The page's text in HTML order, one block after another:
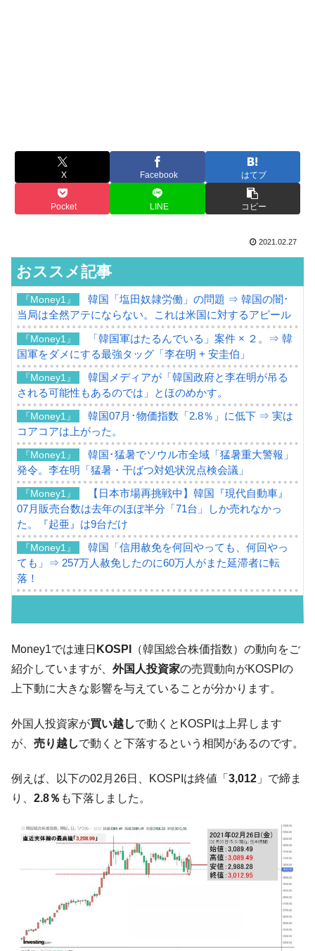
X Facebook はてブ
Pocket LINE コピー
2021.02.27
おススメ記事
『Money1』
韓国「塩田奴隷労働」の問題 ⇒ 韓国の闇･
当局は全然アテにならない。これは米国に対するアピール
『Money1』
「韓国軍はたるんでいる」案件 × ２。⇒ 韓
国軍をダメにする最強タッグ「李在明 + 安圭伯」
『Money1』
韓国メディアが「韓国政府と李在明が吊る
される可能性もあるのでは」とほのめかす。
『Money1』
韓国07月･物価指数「2.8％」に低下 ⇒ 実は
コアコアは上がった。
『Money1』
韓国･猛暑でソウル市全域「猛暑重大警報」
発令。李在明「猛暑・干ばつ対処状況点検会議」
『Money1』
【日本市場再挑戦中】韓国『現代自動車』
07月販売台数は去年のほぼ半分「71台」しか売れなかっ
た。『起亜』は9台だけ
『Money1』
韓国「信用赦免を何回やっても、何回やっ
ても」⇒ 257万人赦免したのに60万人がまた延滞者に転
落！
韓国「2026年07月の輸出入」絶好調。半導
体だけで410億ドル、輸出全体の41％もある
や、若者に起業させよう」⇒ どんな雇用対策だソレ。
『Money1』
【韓国の外貨準備】2026年07月は4,279億ド
ル。外平債の発行「19.4億ドル」
ーにウソのデータを入力したのは明白だ」
『Money1』
韓国･李在明さっそく不動産対策で浅薄な発
『Money1』
韓国は「中国と同じく」投資に不適格な国
『Money1』
『韓国銀行』が「金の保有量を増やしま
す」⇒「金を経由するドル入手」手段ではないのか？
『Money1』
韓国･外為取引量「1日当たり1,214.4億ド
ル」まで拡大 ⇒ 海外資金の動きに強く左右される状態
Money1では連日 KOSPI
（韓国総合株価指数）の動向をご
紹介していますが、 外国人投資家の売買動向がKOSPIの
上下動に大きな影響を与えていることが分かります。
外国人投資家が買い越しで動くとKOSPIは上昇します
が、 売り越しで動くと下落するという相関があるのです。
例えば、以下の02月26日、KOSPIは終値「 3,012 」で締ま
り、 2.8％ も下落しました。